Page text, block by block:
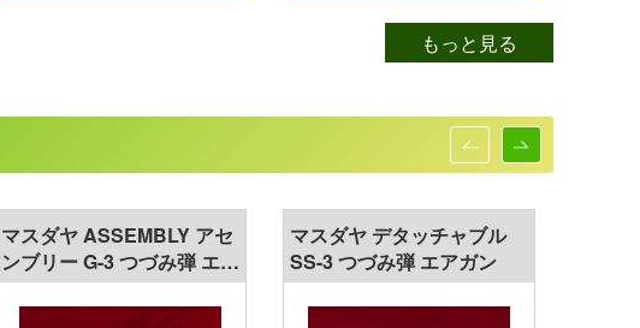
もっと見る
マスダヤ ASSEMBLY アセ
ンブリー G-3 つづみ弾 エア
ガン
マスダヤ デタッチャブル
SS-3 つづみ弾 エアガン